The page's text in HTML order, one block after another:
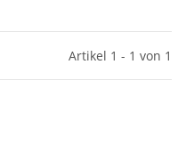
Artikel 1 - 1 von 1